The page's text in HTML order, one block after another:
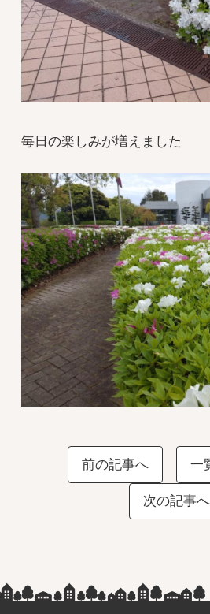
毎日の楽しみが増えました
前の記事へ 一
次の記事へ